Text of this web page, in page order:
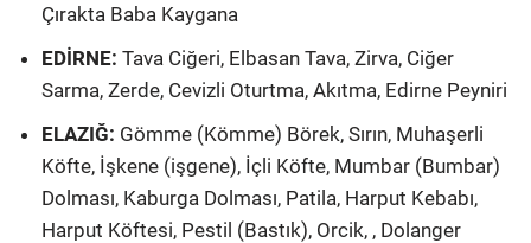
Çırakta Baba Kaygana
EDİRNE: Tava Ciğeri, Elbasan Tava, Zirva, Ciğer
Sarma, Zerde, Cevizli Oturtma, Akıtma, Edirne Peyniri
ELAZIĞ: Gömme (Kömme) Börek, Sırın, Muhaşerli
Köfte, İşkene (işgene), İçli Köfte, Mumbar (Bumbar)
Dolması, Kaburga Dolması, Patila, Harput Kebabı,
Harput Köftesi, Pestil (Bastık), Orcik, , Dolanger